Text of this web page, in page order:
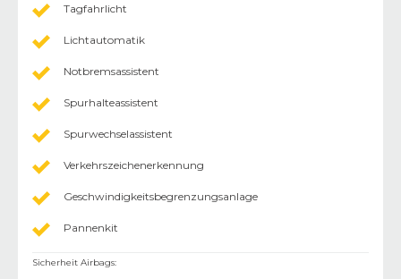
Tagfahrlicht
Lichtautomatik
Notbremsassistent
Spurhalteassistent
Spurwechselassistent
Verkehrszeichenerkennung
Geschwindigkeitsbegrenzungsanlage
Pannenkit
Sicherheit Airbags: